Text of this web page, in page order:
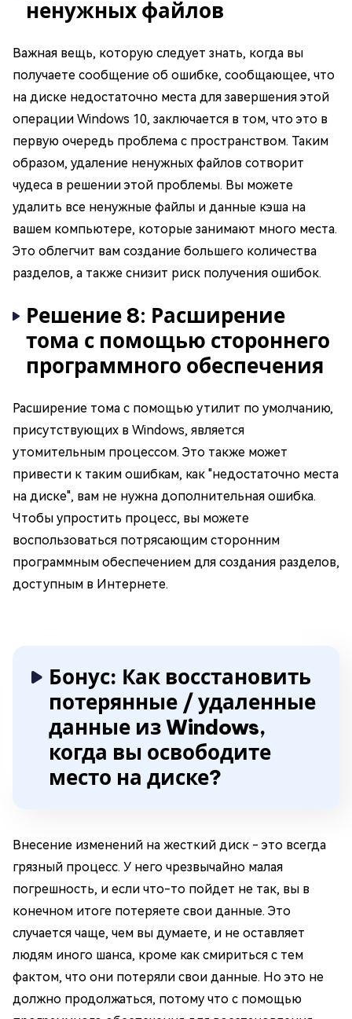
ненужных файлов
Важная вещь, которую следует знать, когда вы
получаете сообщение об ошибке, сообщающее, что
на диске недостаточно места для завершения этой
операции Windows 10, заключается в том, что это в
первую очередь проблема с пространством. Таким
образом, удаление ненужных файлов сотворит
чудеса в решении этой проблемы. Вы можете
удалить все ненужные файлы и данные кэша на
вашем компьютере, которые занимают много места.
Это облегчит вам создание большего количества
разделов, а также снизит риск получения ошибок.
Решение 8: Расширение
тома с помощью стороннего
программного обеспечения
Расширение тома с помощью утилит по умолчанию,
присутствующих в Windows, является
утомительным процессом. Это также может
привести к таким ошибкам, как "недостаточно места
на диске", вам не нужна дополнительная ошибка.
Чтобы упростить процесс, вы можете
воспользоваться потрясающим сторонним
программным обеспечением для создания разделов,
доступным в Интернете.
Бонус: Как восстановить
потерянные / удаленные
данные из Windows,
когда вы освободите
место на диске?
Внесение изменений на жесткий диск - это всегда
грязный процесс. У него чрезвычайно малая
погрешность, и если что-то пойдет не так, вы в
конечном итоге потеряете свои данные. Это
случается чаще, чем вы думаете, и не оставляет
людям иного шанса, кроме как смириться с тем
фактом, что они потеряли свои данные. Но это не
должно продолжаться, потому что с помощью